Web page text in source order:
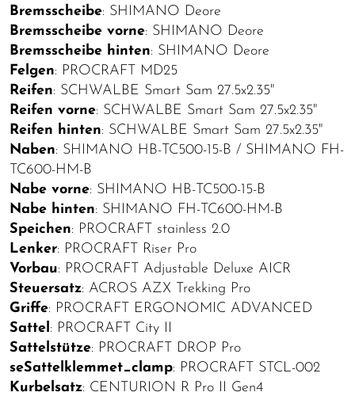
Bremsscheibe: SHIMANO Deore
Bremsscheibe vorne: SHIMANO Deore
Bremsscheibe hinten: SHIMANO Deore
Felgen: PROCRAFT MD25
Reifen: SCHWALBE Smart Sam 27.5x2.35"
Reifen vorne: SCHWALBE Smart Sam 27.5x2.35"
Reifen hinten: SCHWALBE Smart Sam 27.5x2.35"
Naben: SHIMANO HB-TC500-15-B / SHIMANO FH-
TC600-HM-B
Nabe vorne: SHIMANO HB-TC500-15-B
Nabe hinten: SHIMANO FH-TC600-HM-B
Speichen: PROCRAFT stainless 2.0
Lenker: PROCRAFT Riser Pro
Vorbau: PROCRAFT Adjustable Deluxe AICR
Steuersatz: ACROS AZX Trekking Pro
Griffe: PROCRAFT ERGONOMIC ADVANCED
Sattel: PROCRAFT City II
Sattelstütze: PROCRAFT DROP Pro
seSattelklemmet_clamp: PROCRAFT STCL-002
Kurbelsatz: CENTURION R Pro II Gen4